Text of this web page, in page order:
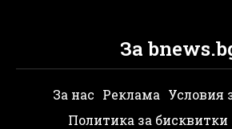
За
За нас Реклама Условия
Политика за бисквитки